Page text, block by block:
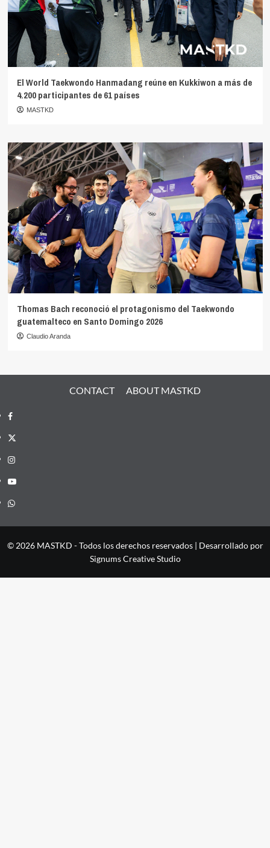
El World Taekwondo Hanmadang reúne en Kukkiwon a más de
4.200 participantes de 61 países
MASTKD
Thomas Bach reconoció el protagonismo del Taekwondo
guatemalteco en Santo Domingo 2026
Claudio Aranda
CONTACT ABOUT MASTKD
Facebook
X
Instagram
YouTube
Whatsapp